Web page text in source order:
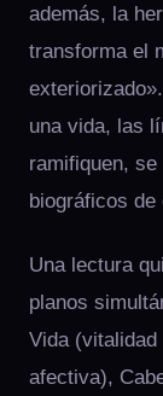
además, la
transforma el
una vida, las
ramifiquen,
biográficos de
Una lectura
planos
Vida
afectiva),